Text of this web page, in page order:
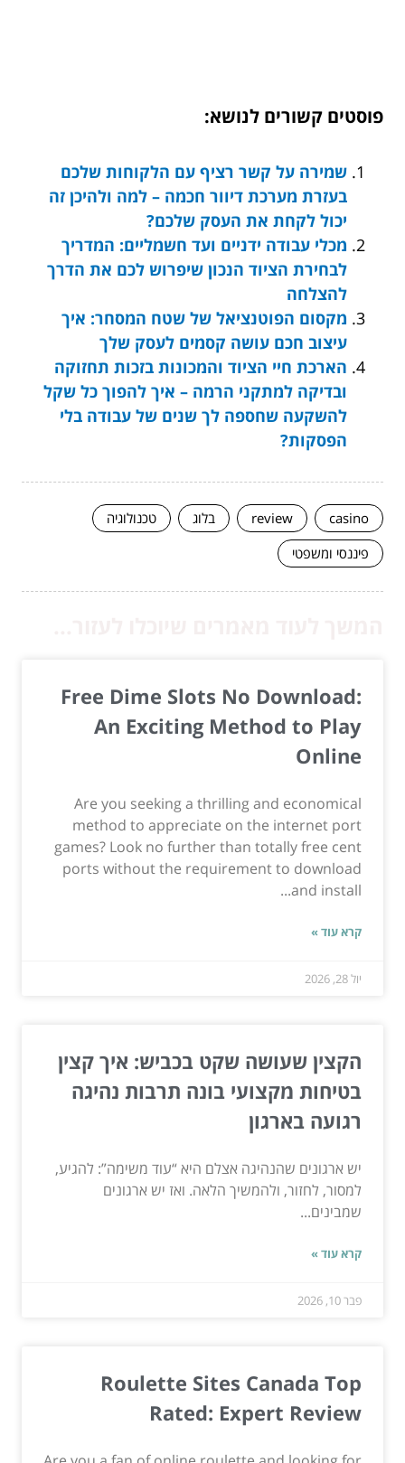
פוסטים קשורים לנושא:
שמירה על קשר רציף עם הלקוחות שלכם
בעזרת מערכת דיוור חכמה – למה ולהיכן זה
יכול לקחת את העסק שלכם?
מכלי עבודה ידניים ועד חשמליים: המדריך
לבחירת הציוד הנכון שיפרוש לכם את הדרך
להצלחה
מקסום הפוטנציאל של שטח המסחר: איך
עיצוב חכם עושה קסמים לעסק שלך
הארכת חיי הציוד והמכונות בזכות תחזוקה
ובדיקה למתקני הרמה – איך להפוך כל שקל
להשקעה שחספה לך שנים של עבודה בלי
הפסקות?
casino
review בלוג
טכנולוגיה
פיננסי ומשפטי
Free Dime Slots No Download:
An Exciting Method to Play
Online
Are you seeking a thrilling and economical
method to appreciate on the internet port
games? Look no further than totally free cent
ports without the requirement to download
and install...
קרא עוד »
יול 28, 2026
הקצין שעושה שקט בכביש: איך קצין
בטיחות מקצועי בונה תרבות נהיגה
רגועה בארגון
יש ארגונים שהנהיגה אצלם היא “עוד משימה”: להגיע,
למסור, לחזור, ולהמשיך הלאה. ואז יש ארגונים
שמבינים...
קרא עוד »
פבר 10, 2026
Roulette Sites Canada Top
Rated: Expert Review